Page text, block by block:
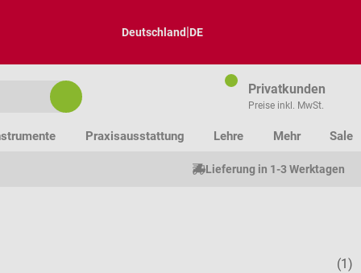
Deutschland|DE
Privatkunden
Preise inkl. MwSt.
Praxisausstattung Lehre Mehr Sale
Lieferung in 1-3 Werktagen
(1)